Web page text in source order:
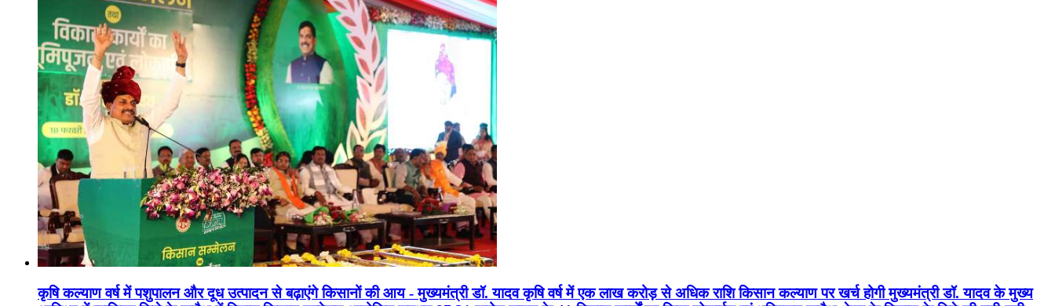
कृषि कल्याण वर्ष में पशुपालन और दूध उत्पादन से बढ़ाएंगे किसानों की आय - मुख्यमंत्री डॉ. यादव कृषि वर्ष में एक लाख करोड़ से अधिक राशि किसान कल्याण पर खर्च होगी मुख्यमंत्री डॉ. यादव के मुख्य